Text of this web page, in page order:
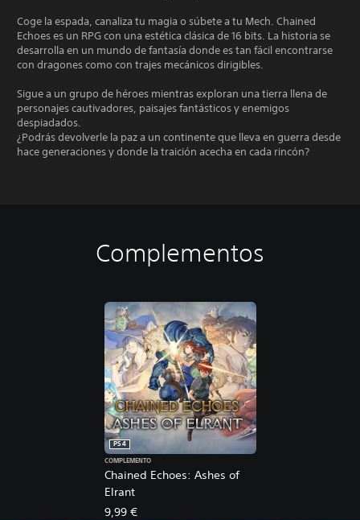
Coge la espada, canaliza tu magia o súbete a tu Mech. Chained
Echoes es un RPG con una estética clásica de 16 bits. La historia se
desarrolla en un mundo de fantasía donde es tan fácil encontrarse
con dragones como con trajes mecánicos dirigibles.
Sigue a un grupo de héroes mientras exploran una tierra llena de
personajes cautivadores, paisajes fantásticos y enemigos
despiadados.
¿Podrás devolverle la paz a un continente que lleva en guerra desde
hace generaciones y donde la traición acecha en cada rincón?
Complementos
Chained Echoes: Ashes of
Elrant
PS4
COMPLEMENTO
9,99 €